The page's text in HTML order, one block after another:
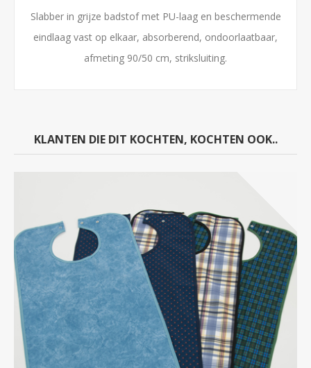
Slabber in grijze badstof met PU-laag en beschermende
eindlaag vast op elkaar, absorberend, ondoorlaatbaar,
afmeting 90/50 cm, striksluiting.
KLANTEN DIE DIT KOCHTEN, KOCHTEN OOK..